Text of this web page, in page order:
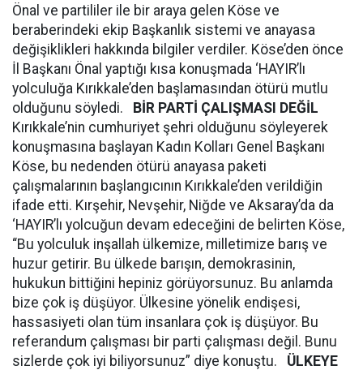
Önal ve partililer ile bir araya gelen Köse ve
beraberindeki ekip Başkanlık sistemi ve anayasa
değişiklikleri hakkında bilgiler verdiler. Köse’den önce
İl Başkanı Önal yaptığı kısa konuşmada ‘HAYIR’lı
yolculuğa Kırıkkale’den başlamasından ötürü mutlu
olduğunu söyledi.
BİR PARTİ ÇALIŞMASI DEĞİL
Kırıkkale’nin cumhuriyet şehri olduğunu söyleyerek
konuşmasına başlayan Kadın Kolları Genel Başkanı
Köse, bu nedenden ötürü anayasa paketi
çalışmalarının başlangıcının Kırıkkale’den verildiğin
ifade etti. Kırşehir, Nevşehir, Niğde ve Aksaray’da da
‘HAYIR’lı yolcuğun devam edeceğini de belirten Köse,
“Bu yolculuk inşallah ülkemize, milletimize barış ve
huzur getirir. Bu ülkede barışın, demokrasinin,
hukukun bittiğini hepiniz görüyorsunuz. Bu anlamda
bize çok iş düşüyor. Ülkesine yönelik endişesi,
hassasiyeti olan tüm insanlara çok iş düşüyor. Bu
referandum çalışması bir parti çalışması değil. Bunu
sizlerde çok iyi biliyorsunuz” diye konuştu. ÜLKEYE